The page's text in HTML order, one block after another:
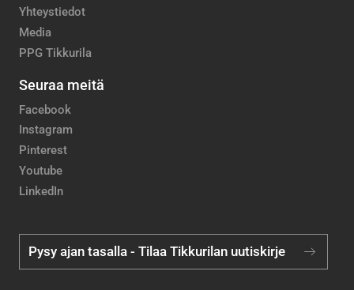
Yhteystiedot
Media
PPG Tikkurila
Seuraa meitä
Facebook
Instagram
Pinterest
Youtube
LinkedIn
Pysy ajan tasalla - Tilaa Tikkurilan uutiskirje